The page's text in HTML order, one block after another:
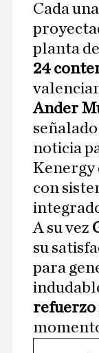
Cada
planta
24
Ander
noticia
Kenergy
con
A su vez
su
para
refuerzo